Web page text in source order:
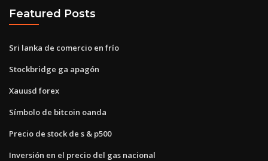
Featured Posts
Sri lanka de comercio en frío
Stockbridge ga apagón
Xauusd forex
Símbolo de bitcoin oanda
Precio de stock de s & p500
Inversión en el precio del gas nacional